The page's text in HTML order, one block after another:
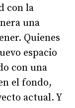
con la
una
Quienes
espacio
con una
el fondo,
actual. Y